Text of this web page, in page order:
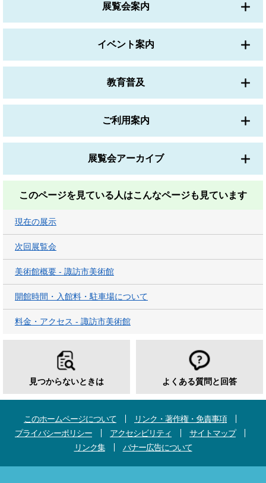
展覧会案内
イベント案内
教育普及
ご利用案内
展覧会アーカイブ
このページを見ている人はこんなページも見ています
現在の展示
次回展覧会
美術館概要 - 諏訪市美術館
開館時間・入館料・駐車場について
料金・アクセス - 諏訪市美術館
見つからないときは よくある質問と回答
このホームページについて
リンク・著作権・免責事項
プライバシーポリシー
アクセシビリティ
サイトマップ
リンク集
バナー広告について